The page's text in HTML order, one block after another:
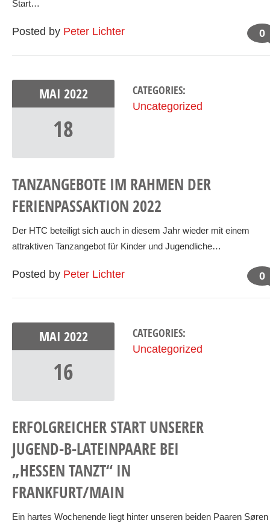
Start…
Posted by Peter Lichter 0
MAI 2022
18
CATEGORIES:
Uncategorized
TANZANGEBOTE IM RAHMEN DER
FERIENPASSAKTION 2022
Der HTC beteiligt sich auch in diesem Jahr wieder mit einem
attraktiven Tanzangebot für Kinder und Jugendliche…
Posted by Peter Lichter 0
MAI 2022
16
CATEGORIES:
Uncategorized
ERFOLGREICHER START UNSERER
JUGEND-B-LATEINPAARE BEI
„HESSEN TANZT“ IN
FRANKFURT/MAIN
Ein hartes Wochenende liegt hinter unseren beiden Paaren